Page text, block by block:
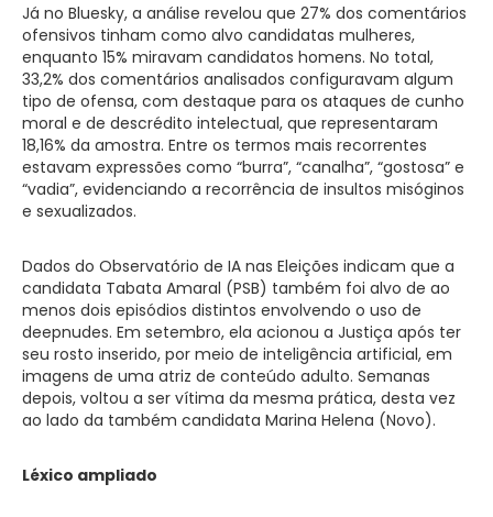
Já no Bluesky, a análise revelou que 27% dos comentários
ofensivos tinham como alvo candidatas mulheres,
enquanto 15% miravam candidatos homens. No total,
33,2% dos comentários analisados configuravam algum
tipo de ofensa, com destaque para os ataques de cunho
moral e de descrédito intelectual, que representaram
18,16% da amostra. Entre os termos mais recorrentes
estavam expressões como “burra”, “canalha”, “gostosa” e
“vadia”, evidenciando a recorrência de insultos misóginos
e sexualizados.
Dados do Observatório de IA nas Eleições indicam que a
candidata Tabata Amaral (PSB) também foi alvo de ao
menos dois episódios distintos envolvendo o uso de
deepnudes. Em setembro, ela acionou a Justiça após ter
seu rosto inserido, por meio de inteligência artificial, em
imagens de uma atriz de conteúdo adulto. Semanas
depois, voltou a ser vítima da mesma prática, desta vez
ao lado da também candidata Marina Helena (Novo).
Léxico ampliado